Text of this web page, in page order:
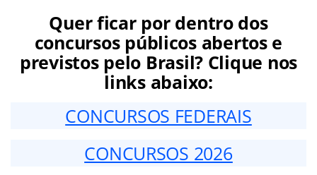
Quer ficar por dentro dos
concursos públicos abertos e
previstos pelo Brasil? Clique nos
links abaixo:
CONCURSOS FEDERAIS
CONCURSOS 2026